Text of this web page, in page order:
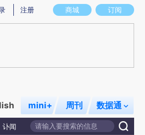
实意图存在偏差。不代表财新观点和立场。推荐点
商城 订阅
注册
mini+ 周刊 数据通
讣闻